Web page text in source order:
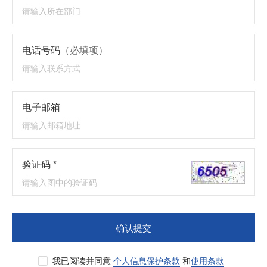
电话号码 （必填项）
电子邮箱
验证码 *
确认提交
我已阅读并同意 个人信息保护条款 和使用条款